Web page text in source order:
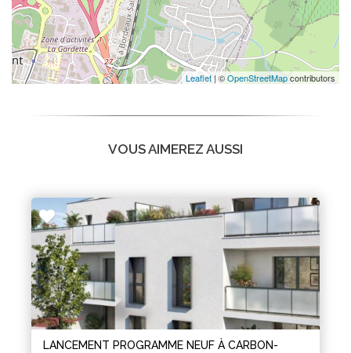
Leaflet | ©OpenStreetMapcontributors
VOUS AIMEREZ AUSSI
LANCEMENT PROGRAMME NEUF À CARBON-